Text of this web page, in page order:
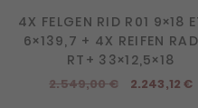
4X FELGEN RID R01 9×18
6×139,7 + 4X REIFEN
RT+ 33×12,5×18
2.549,00€ 2.243,12€